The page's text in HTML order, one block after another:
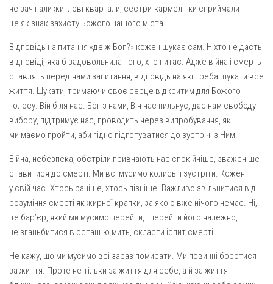
не зачіпали житлові квартали, сестри-кармелітки сприймали
це як знак захисту Божого нашого міста.
Відповідь на питання «де ж Бог?» кожен шукає сам. Ніхто не дасть
відповіді, яка б задовольнила того, хто питає. Адже війна і смерть
ставлять перед нами запитання, відповідь на які треба шукати все
життя. Шукати, тримаючи своє серце відкритим для Божого
голосу. Він біля нас. Бог з нами, Він нас пильнує, дає нам свободу
вибору, підтримує нас, проводить через випробування, які
ми маємо пройти, аби гідно підготуватися до зустрічі з Ним.
Війна, небезпека, обстріли привчають нас спокійніше, зваженіше
ставитися до смерті. Ми всі мусимо колись її зустріти. Кожен
у свій час. Хтось раніше, хтось пізніше. Важливо звільнитися від
розуміння смерті як жирної крапки, за якою вже нічого немає. Ні,
це бар’єр, який ми мусимо перейти, і перейти його належно,
не зганьбитися в останню мить, скласти іспит смерті.
Не кажу, що ми мусимо всі зараз помирати. Ми повинні боротися
за життя. Проте не тільки за життя для себе, а й за життя